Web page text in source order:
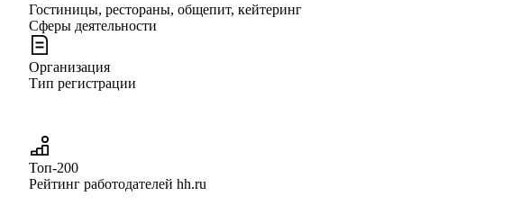
Гостиницы, рестораны, общепит, кейтеринг
Сферы деятельности
Организация
Тип регистрации
Топ-200
Рейтинг работодателей hh.ru